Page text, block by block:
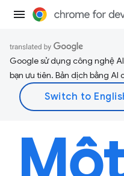
Google sử dụng công nghệ
bạn ưu tiên. Bản dịch bằng AI